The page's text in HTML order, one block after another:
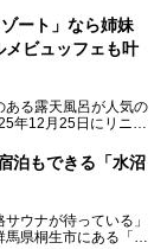
ート」なら姉妹
ビュッフェも叶
ある露天風呂が人気の
年12月25日にリニュ
メにこだわったビュ
で楽々、さらに草津
舘」「亀の井ホテ
ート」を徹底レポー
泊もできる「水沼
ウナが待っている」
県桐生市にある「駅